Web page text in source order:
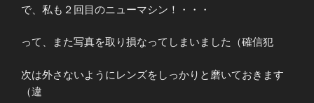
で、私も２回目のニューマシン！・・・
って、また写真を取り損なってしまいました（確信犯
次は外さないようにレンズをしっかりと磨いておきます
（違